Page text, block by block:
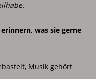
was sie gerne
Musik gehört